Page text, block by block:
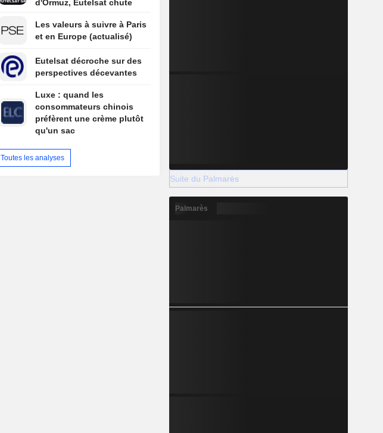
d'Ormuz, Eutelsat chute
Les valeurs à suivre à Paris
et en Europe (actualisé)
Eutelsat décroche sur des
perspectives décevantes
Luxe : quand les
consommateurs chinois
préfèrent une crème plutôt
qu'un sac
Toutes les analyses
Suite du Palmarès
Palmarès